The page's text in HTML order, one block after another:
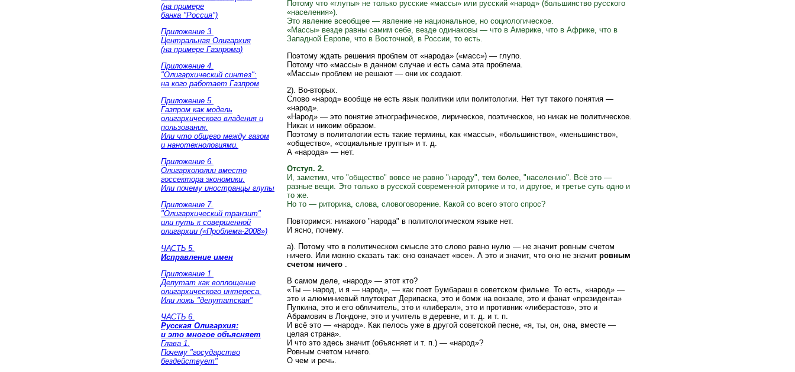
(на примере
банка "Россия")
Приложение 3.
Центральная Олигархия
(на примере Газпрома)
Приложение 4.
"Олигархический синтез":
на кого работает Газпром
Приложение 5.
Газпром как модель
олигархического владения и
пользования.
Или что общего между газом
и нанотехнологиями.
Приложение 6.
Олигархополии вместо
госсектора экономики.
Или почему иностранцы глупы
Приложение 7.
"Олигархический транзит"
или путь к совершенной
олигархии («Проблема-2008»)
ЧАСТЬ 5.
Исправление имен
Приложение 1.
Депутат как воплощение
олигархического интереса.
Или ложь "депутатская"
ЧАСТЬ 6.
Русская Олигархия:
и это многое объясняет
Глава 1.
Почему "государство
бездействует"
Потому что «глупы» не только русские «массы» или русский «народ» (большинство русского
«населения»).
Это явление всеобщее — явление не национальное, но социологическое.
«Массы» везде равны самим себе, везде одинаковы — что в Америке, что в Африке, что в
Западной Европе, что в Восточной, в России, то есть.
Поэтому ждать решения проблем от «народа» («масс») — глупо.
Потому что «массы» в данном случае и есть сама эта проблема.
«Массы» проблем не решают — они их создают.
2). Во-вторых.
Слово «народ» вообще не есть язык политики или политологии. Нет тут такого понятия —
«народ».
«Народ» — это понятие этнографическое, лирическое, поэтическое, но никак не политическое.
Никак и никоим образом.
Поэтому в политологии есть такие термины, как «массы», «большинство», «меньшинство»,
«общество», «социальные группы» и т. д.
А «народа» — нет.
Отступ. 2.
И, заметим, что "общество" вовсе не равно "народу", тем более, "населению". Всё это —
разные вещи. Это только в русской современной риторике и то, и другое, и третье суть одно и
то же.
Но то — риторика, слова, словоговорение. Какой со всего этого спрос?
Повторимся: никакого "народа" в политологическом языке нет.
И ясно, почему.
а). Потому что в политическом смысле это слово равно нулю — не значит ровным счетом
ничего. Или можно сказать так: оно означает «все». А это и значит, что оно не значит ровным
счетом ничего
В самом деле, «народ» — этот кто?
«Ты — народ, и я — народ», — как поет Бумбараш в советском фильме. То есть, «народ» —
это и алюминиевый плутократ Дерипаска, это и бомж на вокзале, это и фанат «президента»
Пупкина, это и его обличитель, это и «либерал», это и противник «либерастов», это и
Абрамович в Лондоне, это и учитель в деревне, и т. д. и т. п.
И всё это — «народ». Как пелось уже в другой советской песне, «я, ты, он, она, вместе —
целая страна».
И что это здесь значит (объясняет и т. п.) — «народ»?
Ровным счетом ничего.
О чем и речь.